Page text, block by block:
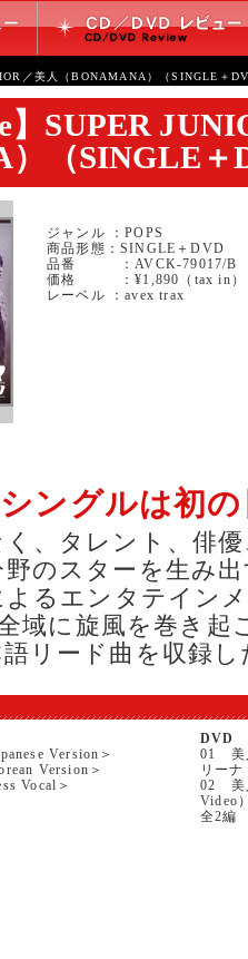
／美人（BONAMANA）（SINGLE＋
】SUPER
）（SINGLE＋
ジャンル ：POPS
商品形態：SINGLE＋DVD
品番 ：AVCK-79017/B
価格 ：¥1,890（tax in）
レーベル ：avex trax
ングルは初
、タレント、俳
のスターを生み
るエンタテイン
域に旋風を巻き起
リード曲を収録
Version＞
Version＞
Vocal＞
DVD
01 美
リー
02 美
Video
全2編